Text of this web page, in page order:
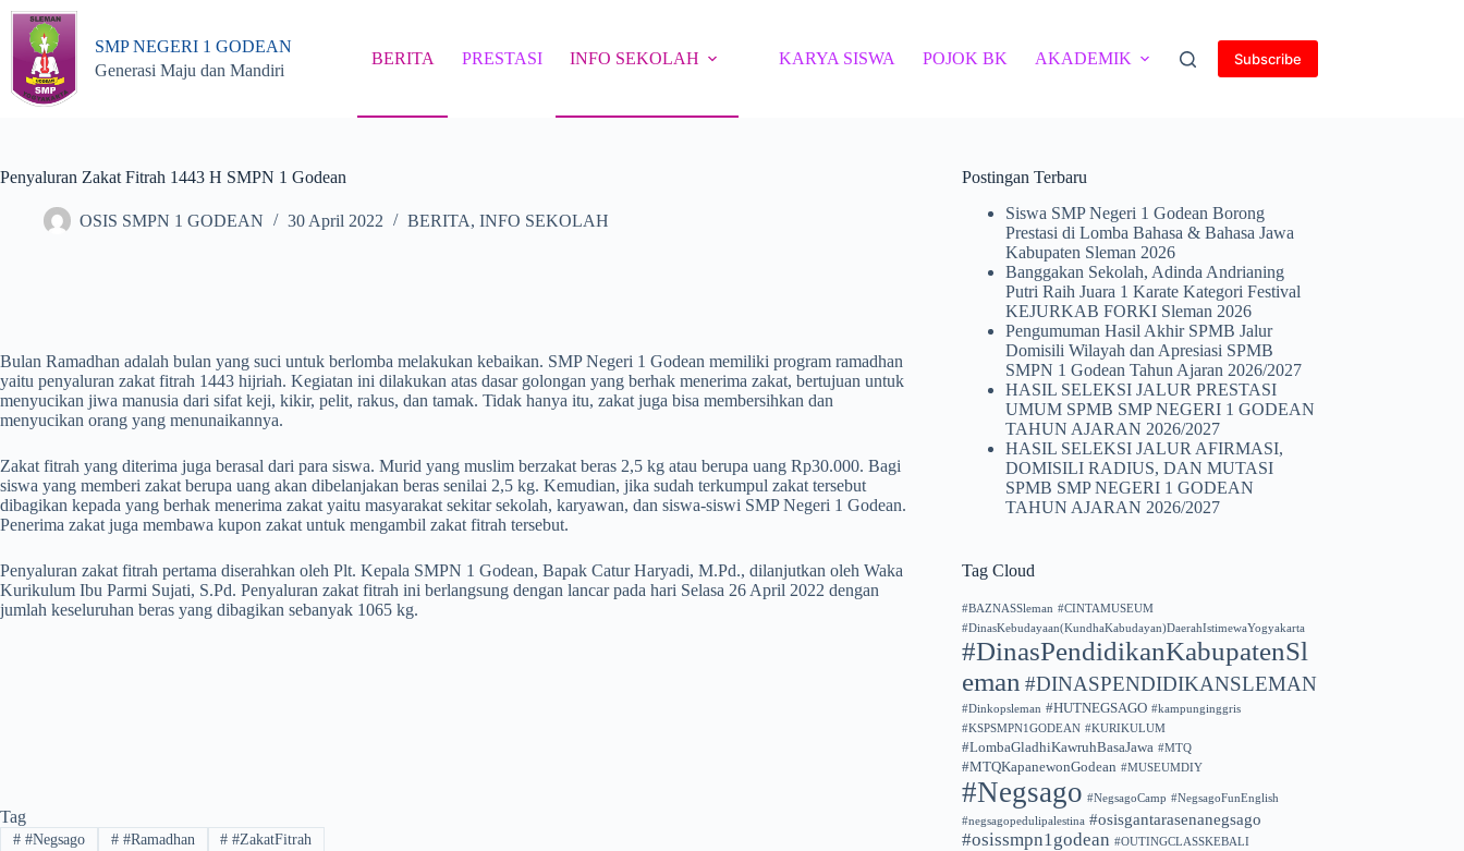
Skip
content
SMP NEGERI 1 GODEAN
Generasi Maju dan Mandiri
BERITA PRESTASI INFO SEKOLAH KARYA SISWA POJOK BK AKADEMIK Subscribe
Penyaluran Zakat Fitrah 1443 H SMPN 1 Godean
OSIS SMPN 1 GODEAN 30 April 2022 BERITA, INFO SEKOLAH
Bulan Ramadhan adalah bulan yang suci untuk berlomba melakukan kebaikan. SMP Negeri 1 Godean memiliki program ramadhan
yaitu penyaluran zakat fitrah 1443 hijriah. Kegiatan ini dilakukan atas dasar golongan yang berhak menerima zakat, bertujuan untuk
menyucikan jiwa manusia dari sifat keji, kikir, pelit, rakus, dan tamak. Tidak hanya itu, zakat juga bisa membersihkan dan
menyucikan orang yang menunaikannya.
Zakat fitrah yang diterima juga berasal dari para siswa. Murid yang muslim berzakat beras 2,5 kg atau berupa uang Rp30.000. Bagi
siswa yang memberi zakat berupa uang akan dibelanjakan beras senilai 2,5 kg. Kemudian, jika sudah terkumpul zakat tersebut
dibagikan kepada yang berhak menerima zakat yaitu masyarakat sekitar sekolah, karyawan, dan siswa-siswi SMP Negeri 1 Godean.
Penerima zakat juga membawa kupon zakat untuk mengambil zakat fitrah tersebut.
Penyaluran zakat fitrah pertama diserahkan oleh Plt. Kepala SMPN 1 Godean, Bapak Catur Haryadi, M.Pd., dilanjutkan oleh Waka
Kurikulum Ibu Parmi Sujati, S.Pd. Penyaluran zakat fitrah ini berlangsung dengan lancar pada hari Selasa 26 April 2022 dengan
jumlah keseluruhan beras yang dibagikan sebanyak 1065 kg.
Tag
##Negsago ##Ramadhan # #ZakatFitrah
Postingan Terbaru
Siswa SMP Negeri 1 Godean Borong
Prestasi di Lomba Bahasa & Bahasa Jawa
Kabupaten Sleman 2026
Banggakan Sekolah, Adinda Andrianing
Putri Raih Juara 1 Karate Kategori Festival
KEJURKAB FORKI Sleman 2026
Pengumuman Hasil Akhir SPMB Jalur
Domisili Wilayah dan Apresiasi SPMB
SMPN 1 Godean Tahun Ajaran 2026/2027
HASIL SELEKSI JALUR PRESTASI
UMUM SPMB SMP NEGERI 1 GODEAN
TAHUN AJARAN 2026/2027
HASIL SELEKSI JALUR AFIRMASI,
DOMISILI RADIUS, DAN MUTASI
SPMB SMP NEGERI 1 GODEAN
TAHUN AJARAN 2026/2027
Tag Cloud
#BAZNASSleman #CINTAMUSEUM
#DinasKebudayaan(KundhaKabudayan)DaerahIstimewaYogyakarta
#DinasPendidikanKabupatenSl
eman #DINASPENDIDIKANSLEMAN
#Dinkopsleman #HUTNEGSAGO #kampunginggris
#KSPSMPN1GODEAN #KURIKULUM
#LombaGladhiKawruhBasaJawa #MTQ
#MTQKapanewonGodean #MUSEUMDIY
#Negsago #NegsagoCamp #NegsagoFunEnglish
#negsagopedulipalestina #osisgantarasenanegsago
#osissmpn1godean #OUTINGCLASSKEBALI